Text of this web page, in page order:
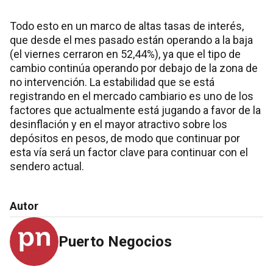
Todo esto en un marco de altas tasas de interés,
que desde el mes pasado están operando a la baja
(el viernes cerraron en 52,44%), ya que el tipo de
cambio continúa operando por debajo de la zona de
no intervención. La estabilidad que se está
registrando en el mercado cambiario es uno de los
factores que actualmente está jugando a favor de la
desinflación y en el mayor atractivo sobre los
depósitos en pesos, de modo que continuar por
esta vía será un factor clave para continuar con el
sendero actual.
Autor
Puerto Negocios